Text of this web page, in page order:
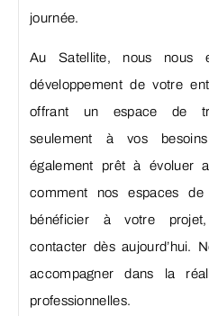
journée.
Au Satellite, nous nous
développement de votre
offrant un espace de
seulement à vos
également prêt à évoluer
comment nos espaces de
bénéficier à votre
contacter dès aujourd’hui.
accompagner dans la
professionnelles.